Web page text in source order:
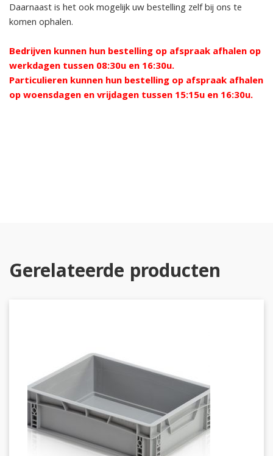
Daarnaast is het ook mogelijk uw bestelling zelf bij ons te
komen ophalen.
Bedrijven kunnen hun bestelling op afspraak afhalen op
werkdagen tussen 08:30u en 16:30u.
Particulieren kunnen hun bestelling op afspraak afhalen
op woensdagen en vrijdagen tussen 15:15u en 16:30u.
Gerelateerde producten